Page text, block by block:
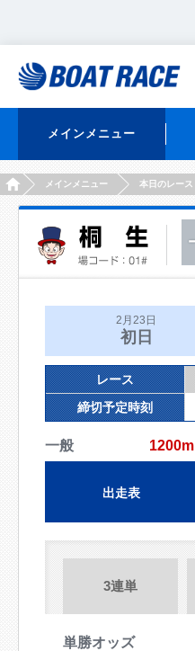
メインメニュー
HOMEメインメニュー 本日のレース
2月23日
初日
レース
締切予定時刻
一般 1200m
出走表
3連単
単勝オッズ